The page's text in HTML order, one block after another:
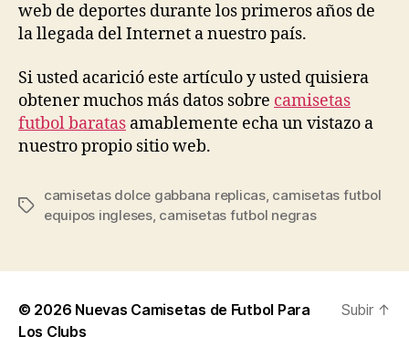
web de deportes durante los primeros años de
la llegada del Internet a nuestro país.
Si usted acarició este artículo y usted quisiera
obtener muchos más datos sobre camisetas
futbol baratas amablemente echa un vistazo a
nuestro propio sitio web.
Etiquetas
camisetas dolce gabbana replicas, camisetas futbol
equipos ingleses, camisetas futbol negras
© 2026 Nuevas Camisetas de Futbol Para
Los Clubs
Subir ↑